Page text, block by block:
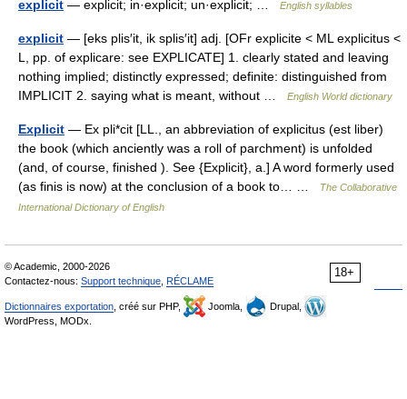
explicit — explicit; in·explicit; un·explicit; … English syllables
explicit — [eks plis′it, ik splis′it] adj. [OFr explicite < ML explicitus <
L, pp. of explicare: see EXPLICATE] 1. clearly stated and leaving
nothing implied; distinctly expressed; definite: distinguished from
IMPLICIT 2. saying what is meant, without …
English World dictionary
Explicit — Ex pli*cit [LL., an abbreviation of explicitus (est liber)
the book (which anciently was a roll of parchment) is unfolded
(and, of course, finished ). See {Explicit}, a.] A word formerly used
(as finis is now) at the conclusion of a book to… …
The Collaborative
International Dictionary of English
18+
© Academic, 2000-2026
Contactez-nous: Support technique RÉCLAME
Dictionnaires exportation , créé sur PHP, Joomla,
Drupal,
WordPress, MODx.